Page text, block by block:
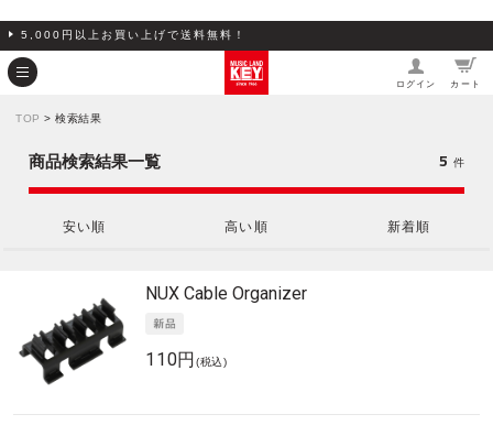
5,000円以上お買い上げで送料無料！
ログイン カート
TOP > 検索結果
安い順 高い順 新着順
商品検索結果一覧 5 件
NUX Cable Organizer
110円(税込)